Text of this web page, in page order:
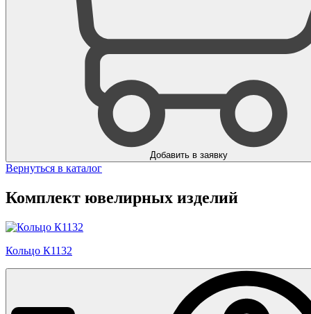
Добавить в заявку
Вернуться в каталог
Комплект ювелирных изделий
Кольцо К1132